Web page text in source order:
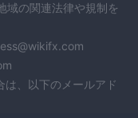
域の関連法律や規制を
は、以下のメールアド